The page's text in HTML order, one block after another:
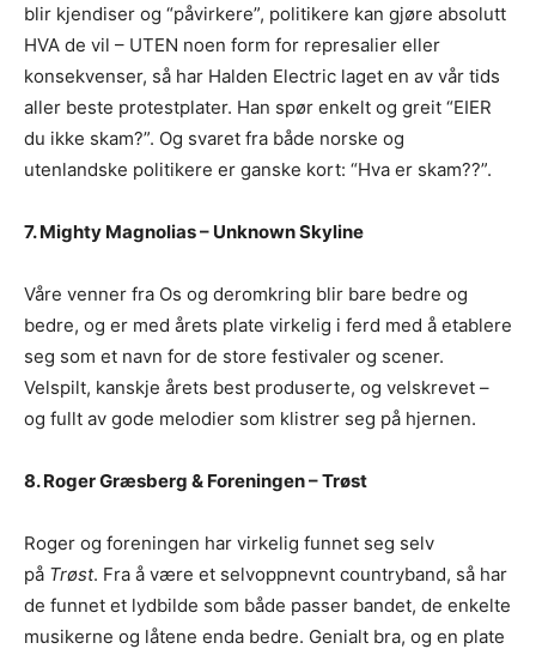
blir kjendiser og “påvirkere”, politikere kan gjøre absolutt
HVA de vil – UTEN noen form for represalier eller
konsekvenser, så har Halden Electric laget en av vår tids
aller beste protestplater. Han spør enkelt og greit “EIER
du ikke skam?”. Og svaret fra både norske og
utenlandske politikere er ganske kort: “Hva er skam??”.
7. Mighty Magnolias – Unknown Skyline
Våre venner fra Os og deromkring blir bare bedre og
bedre, og er med årets plate virkelig i ferd med å etablere
seg som et navn for de store festivaler og scener.
Velspilt, kanskje årets best produserte, og velskrevet –
og fullt av gode melodier som klistrer seg på hjernen.
8. Roger Græsberg & Foreningen – Trøst
Roger og foreningen har virkelig funnet seg selv
på Trøst. Fra å være et selvoppnevnt countryband, så har
de funnet et lydbilde som både passer bandet, de enkelte
musikerne og låtene enda bedre. Genialt bra, og en plate